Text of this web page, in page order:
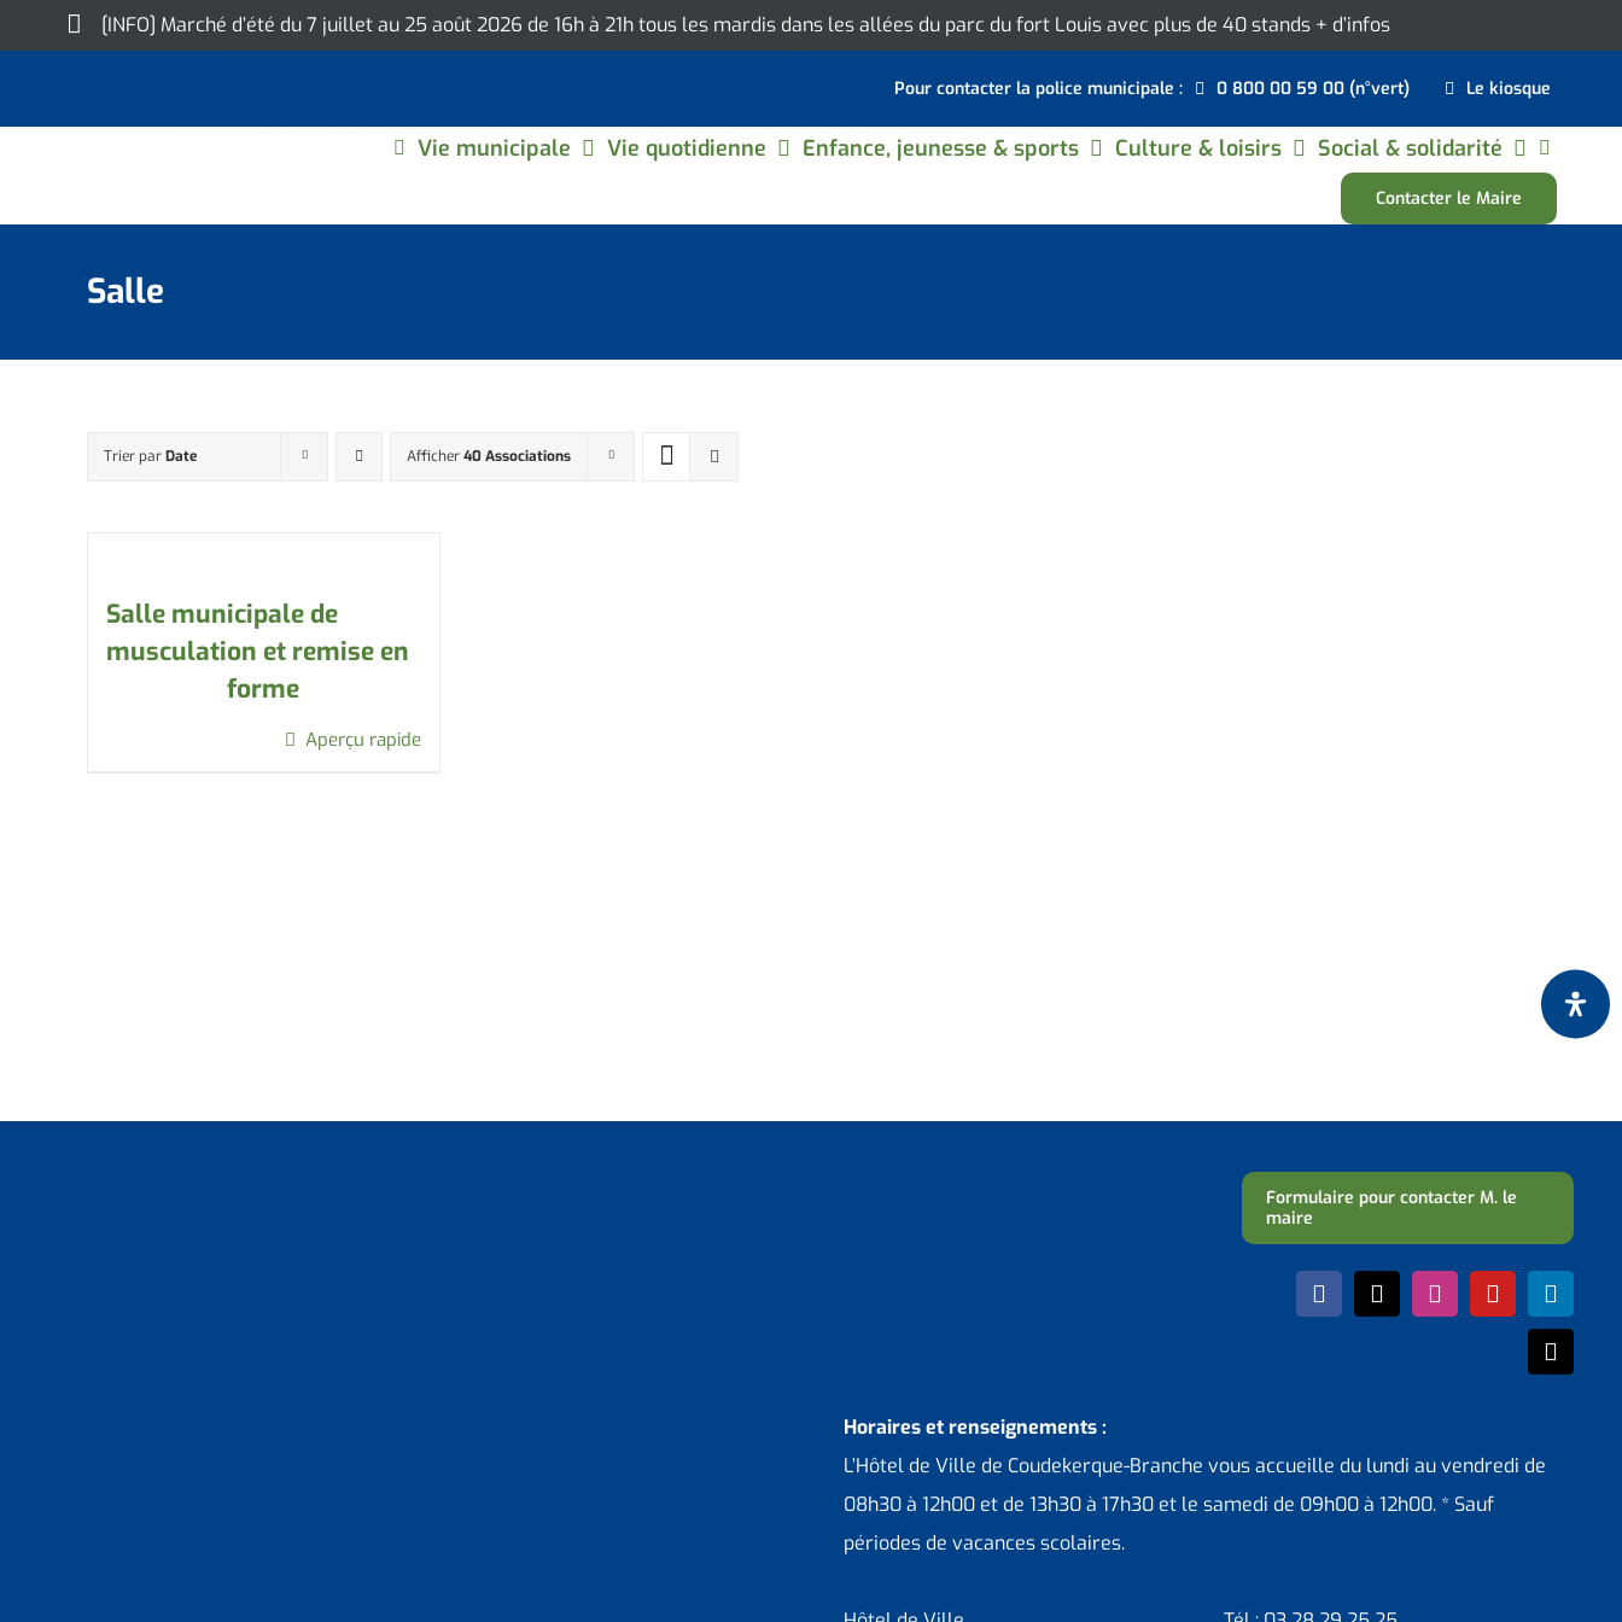
to
[INFO] Marché d’été du 7 juillet au 25 août 2026 de 16h à 21h tous les mardis dans les allées du parc du fort Louis avec plus de 40 stands + d’infos
Pour contacter la police municipale : 0 800 00 59 00 (n°vert) Le kiosque
Vie municipale Vie quotidienne Enfance, jeunesse & sports Culture & loisirs Social & solidarité
Contacter le Maire
Salle
Trier parDate Afficher40 Associations
Salle municipale de
musculation et remise en
forme
Aperçu rapide
Formulaire pour contacter M. le
maire
Horaires et renseignements :
L’Hôtel de Ville de Coudekerque-Branche vous accueille du lundi au vendredi de
08h30 à 12h00 et de 13h30 à 17h30 et le samedi de 09h00 à 12h00. * Sauf
périodes de vacances scolaires.